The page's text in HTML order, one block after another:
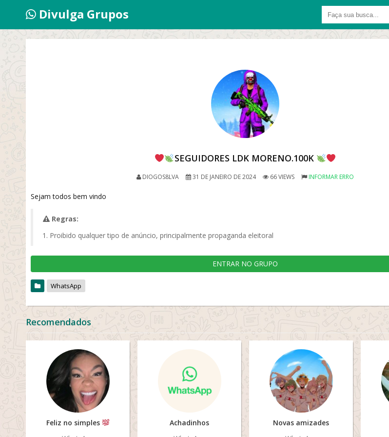
Divulga Grupos
SEGUIDORES LDK MORENO.100K
DIOGOS8LVA 31 DE JANEIRO DE 2024 66 VIEWS INFORMAR ERRO
Sejam todos bem vindo
Regras:
Proibido qualquer tipo de anúncio, principalmente propaganda eleitoral
ENTRAR NO GRUPO
WhatsApp
Recomendados
Feliz no simples
Achadinhos
Novas amizades